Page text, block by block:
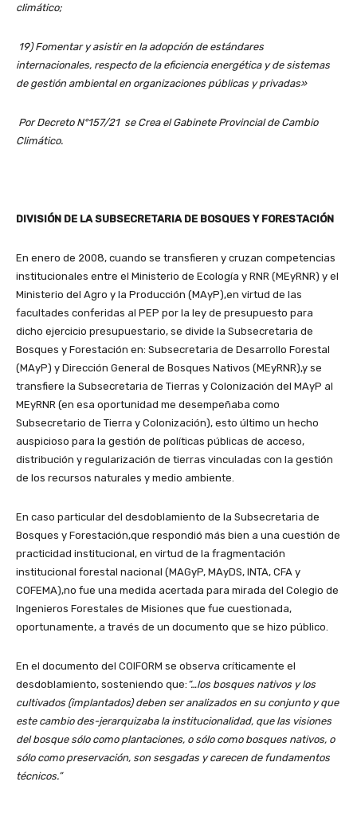
climático;
19) Fomentar y asistir en la adopción de estándares
internacionales, respecto de la eficiencia energética y de sistemas
de gestión ambiental en organizaciones públicas y privadas»
Por Decreto N°157/21 se Crea el Gabinete Provincial de Cambio
Climático.
DIVISIÓN DE LA SUBSECRETARIA DE BOSQUES Y FORESTACIÓN
En enero de 2008, cuando se transfieren y cruzan competencias
institucionales entre el Ministerio de Ecología y RNR (MEyRNR) y el
Ministerio del Agro y la Producción (MAyP),en virtud de las
facultades conferidas al PEP por la ley de presupuesto para
dicho ejercicio presupuestario, se divide la Subsecretaria de
Bosques y Forestación en: Subsecretaria de Desarrollo Forestal
(MAyP) y Dirección General de Bosques Nativos (MEyRNR),y se
transfiere la Subsecretaria de Tierras y Colonización del MAyP al
MEyRNR (en esa oportunidad me desempeñaba como
Subsecretario de Tierra y Colonización), esto último un hecho
auspicioso para la gestión de políticas públicas de acceso,
distribución y regularización de tierras vinculadas con la gestión
de los recursos naturales y medio ambiente.
En caso particular del desdoblamiento de la Subsecretaria de
Bosques y Forestación,que respondió más bien a una cuestión de
practicidad institucional, en virtud de la fragmentación
institucional forestal nacional (MAGyP, MAyDS, INTA, CFA y
COFEMA),no fue una medida acertada para mirada del Colegio de
Ingenieros Forestales de Misiones que fue cuestionada,
oportunamente, a través de un documento que se hizo público.
En el documento del COIFORM se observa críticamente el
desdoblamiento, sosteniendo que: “…los bosques nativos y los
cultivados (implantados) deben ser analizados en su conjunto y que
este cambio des-jerarquizaba la institucionalidad, que las visiones
del bosque sólo como plantaciones, o sólo como bosques nativos, o
sólo como preservación, son sesgadas y carecen de fundamentos
técnicos.”